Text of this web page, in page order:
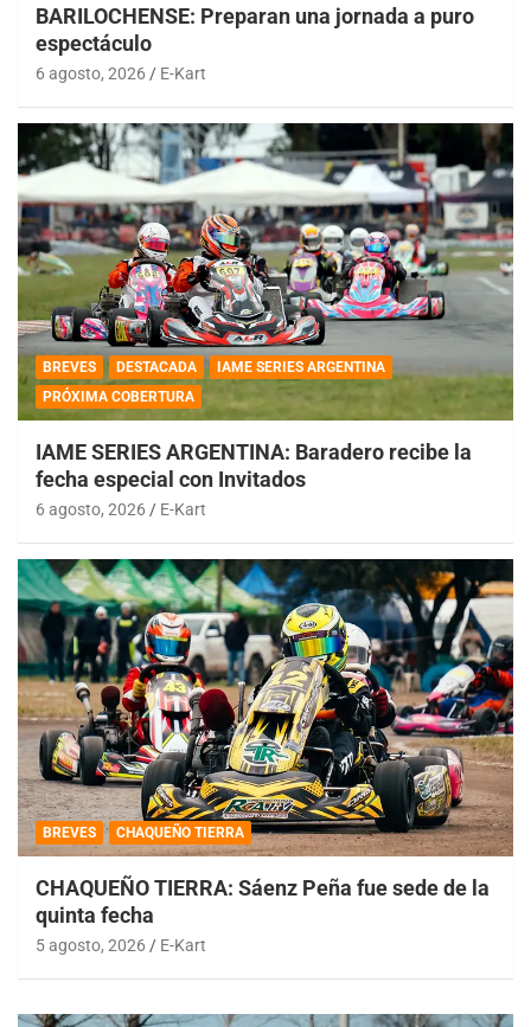
BARILOCHENSE: Preparan una jornada a puro
espectáculo
6 agosto, 2026 E-Kart
BREVES DESTACADA
IAME SERIES ARGENTINA
PRÓXIMA COBERTURA
IAME SERIES ARGENTINA: Baradero recibe la
fecha especial con Invitados
6 agosto, 2026 E-Kart
BREVES CHAQUEÑO TIERRA
CHAQUEÑO TIERRA: Sáenz Peña fue sede de la
quinta fecha
5 agosto, 2026 E-Kart